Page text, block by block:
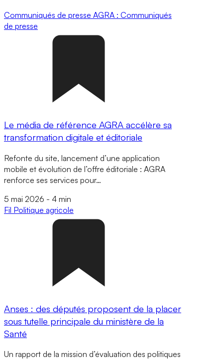
Communiqués de presse AGRA : Communiqués
de presse
Le média de référence AGRA accélère sa
transformation digitale et éditoriale
Refonte du site, lancement d’une application
mobile et évolution de l’offre éditoriale : AGRA
renforce ses services pour…
5 mai 2026 - 4 min
Fil Politique agricole
Anses : des députés proposent de la placer
sous tutelle principale du ministère de la
Santé
Un rapport de la mission d’évaluation des politiques